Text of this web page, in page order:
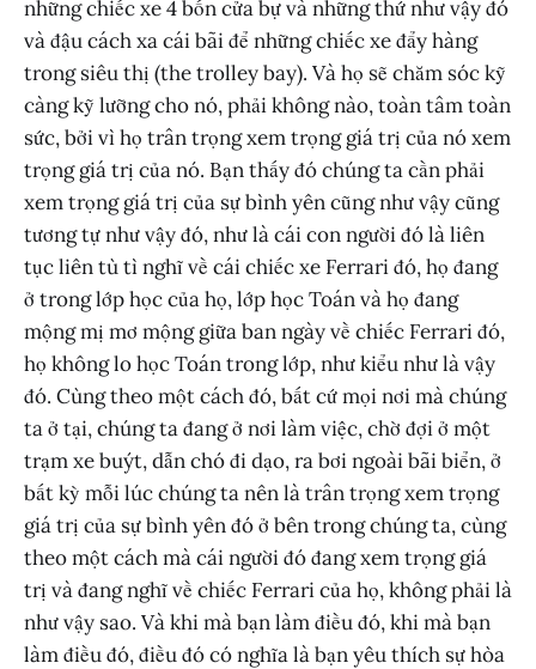
những chiếc xe 4 bốn cửa bự và những thứ như vậy đó
và đậu cách xa cái bãi để những chiếc xe đẩy hàng
trong siêu thị (the trolley bay). Và họ sẽ chăm sóc kỹ
càng kỹ lưỡng cho nó, phải không nào, toàn tâm toàn
sức, bởi vì họ trân trọng xem trọng giá trị của nó xem
trọng giá trị của nó. Bạn thấy đó chúng ta cần phải
xem trọng giá trị của sự bình yên cũng như vậy cũng
tương tự như vậy đó, như là cái con người đó là liên
tục liên tù tì nghĩ về cái chiếc xe Ferrari đó, họ đang
ở trong lớp học của họ, lớp học Toán và họ đang
mộng mị mơ mộng giữa ban ngày về chiếc Ferrari đó,
họ không lo học Toán trong lớp, như kiểu như là vậy
đó. Cùng theo một cách đó, bất cứ mọi nơi mà chúng
ta ở tại, chúng ta đang ở nơi làm việc, chờ đợi ở một
trạm xe buýt, dẫn chó đi dạo, ra bơi ngoài bãi biển, ở
bất kỳ mỗi lúc chúng ta nên là trân trọng xem trọng
giá trị của sự bình yên đó ở bên trong chúng ta, cùng
theo một cách mà cái người đó đang xem trọng giá
trị và đang nghĩ về chiếc Ferrari của họ, không phải là
như vậy sao. Và khi mà bạn làm điều đó, khi mà bạn
làm điều đó, điều đó có nghĩa là bạn yêu thích sự hòa